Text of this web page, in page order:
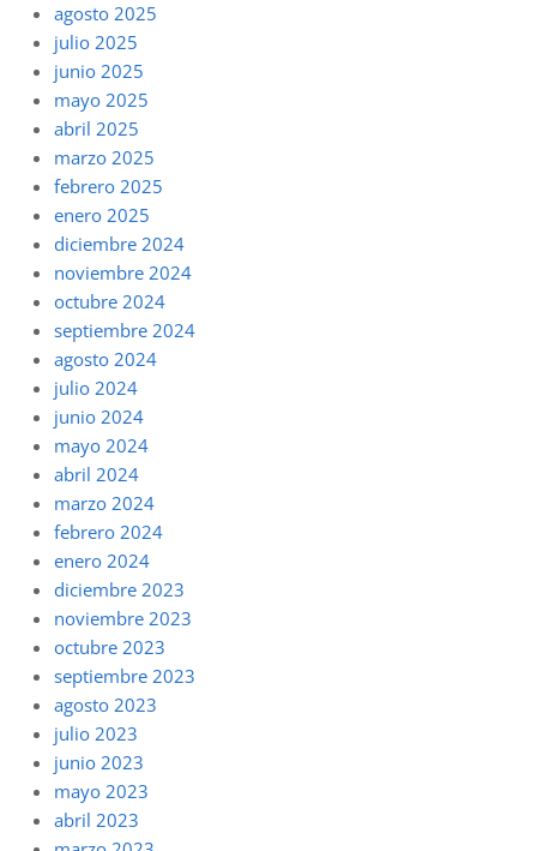
agosto 2025
julio 2025
junio 2025
mayo 2025
abril 2025
marzo 2025
febrero 2025
enero 2025
diciembre 2024
noviembre 2024
octubre 2024
septiembre 2024
agosto 2024
julio 2024
junio 2024
mayo 2024
abril 2024
marzo 2024
febrero 2024
enero 2024
diciembre 2023
noviembre 2023
octubre 2023
septiembre 2023
agosto 2023
julio 2023
junio 2023
mayo 2023
abril 2023